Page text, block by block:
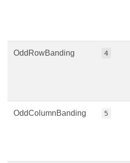
OddRowBanding 4
OddColumnBanding 5